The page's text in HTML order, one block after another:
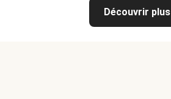
Découvrir plus